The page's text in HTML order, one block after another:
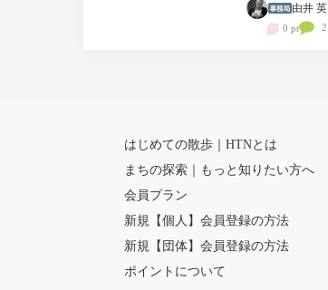
由井 英
0 pt 2
はじめての散歩｜HTNとは
まちの探索｜もっと知りたい方へ
会員プラン
新規【個人】会員登録の方法
新規【団体】会員登録の方法
ポイントについて